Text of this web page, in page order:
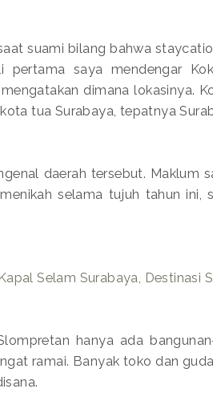
suami bilang bahwa
pertama saya mendengar
dimana lokasinya.
tua Surabaya, tepatnya
daerah tersebut. Maklum
selama tujuh tahun
Selam Surabaya, Destinasi
hanya ada
ramai. Banyak toko dan